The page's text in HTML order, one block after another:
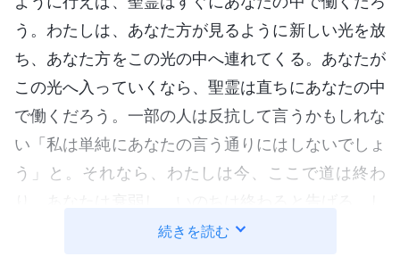
う。わたしは、あなた方が見るように新しい光を放
ち、あなた方をこの光の中へ連れてくる。あなたが
この光へ入っていくなら、聖霊は直ちにあなたの中
で働くだろう。一部の人は反抗して言うかもしれな
い「私は単純にあなたの言う通りにはしないでしょ
う」と。それなら、わたしは今、ここで道は終わ
たがって、あなたの性質の根本的な変革を経験する
続きを読む